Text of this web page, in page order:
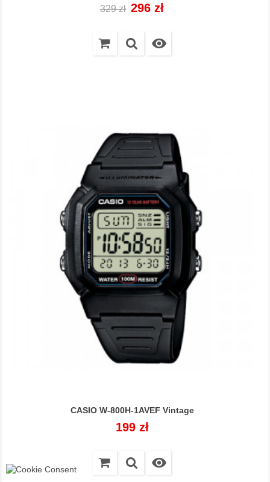
Cena
329 zł Cena
296 zł

CASIO W-800H-1AVEF Vintage
Cena
199 zł
